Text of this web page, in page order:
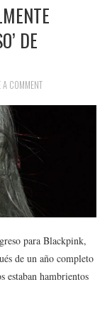
DE
A COMMENT
para Blackpink,
de un año completo
estaban hambrientos